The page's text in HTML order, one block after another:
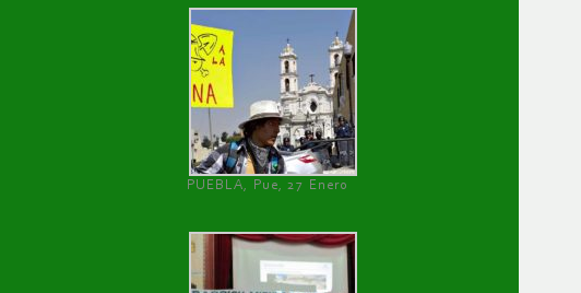
PUEBLA, Pue, 27 Enero